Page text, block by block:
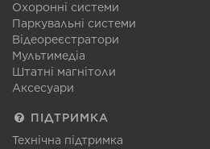
Охоронні системи
Паркувальні системи
Відеореєстратори
Мультимедіа
Штатні магнітоли
Аксесуари
ПІДТРИМКА
Технічна підтримка